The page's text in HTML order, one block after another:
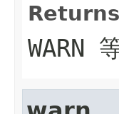
WARN